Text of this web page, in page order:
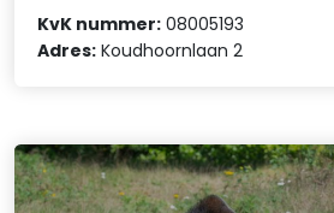
KvK nummer: 08005193
Adres: Koudhoornlaan 2